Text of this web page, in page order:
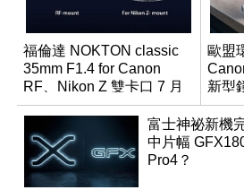
福倫達 NOKTON classic
35mm F1.4 for Canon
RF、Nikon Z 雙卡口 7 月
同步登台
歐盟
新型
富士神祕新機
中片幅
Pro4？